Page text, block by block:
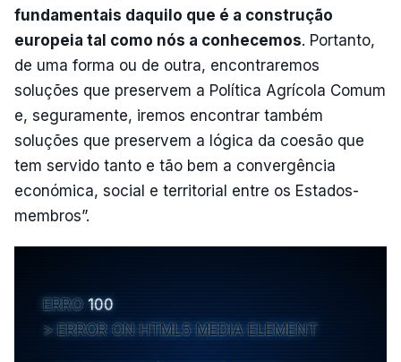
fundamentais daquilo que é a construção
europeia tal como nós a conhecemos. Portanto,
de uma forma ou de outra, encontraremos
soluções que preservem a Política Agrícola Comum
e, seguramente, iremos encontrar também
soluções que preservem a lógica da coesão que
tem servido tanto e tão bem a convergência
económica, social e territorial entre os Estados-
membros”.
ERRO 100
ERROR ON HTML5 MEDIA ELEMENT